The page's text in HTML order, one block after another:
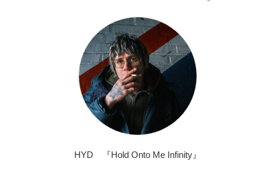
HYD 『Hold Onto Me Infinity』